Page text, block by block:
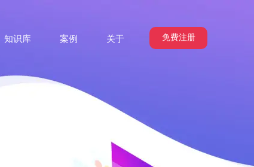
免费注册
知识库 案例 关于